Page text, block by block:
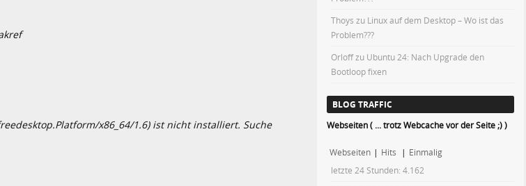
x86_64/1.6) ist nicht installiert. Suche
Thoys zu Linux auf dem Desktop – Wo ist das
Problem???
Orloffzu Ubuntu 24: Nach Upgrade den
Bootloop fixen
BLOG TRAFFIC
Webseiten ( ... trotz Webcache vor der Seite ;) )
Webseiten | Hits | Einmalig
letzte 24 Stunden:4.162